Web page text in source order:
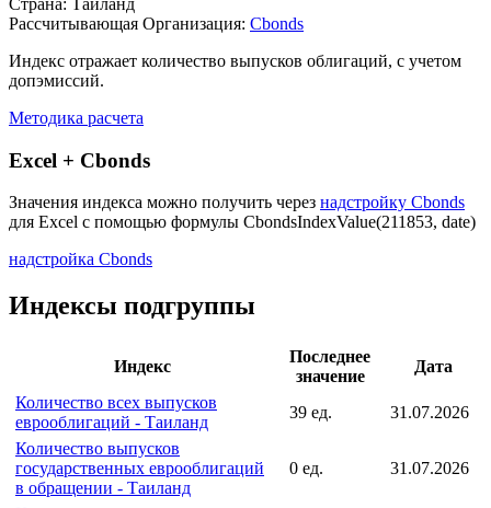
Описание индекса
Страна: Таиланд
допэмиссий.
Методика расчета
Excel + Cbonds
для Excel с помощью формулы
Индексы подгруппы
Индекс
Количество всех выпусков
еврооблигаций - Таиланд